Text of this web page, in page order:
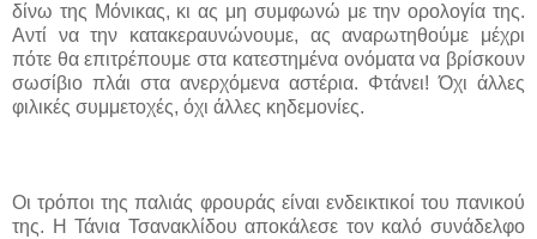
δίνω της Μόνικας, κι ας μη συμφωνώ με την ορολογία της.
Αντί να την κατακεραυνώνουμε, ας αναρωτηθούμε μέχρι
πότε θα επιτρέπουμε στα κατεστημένα ονόματα να βρίσκουν
σωσίβιο πλάι στα ανερχόμενα αστέρια. Φτάνει! Όχι άλλες
φιλικές συμμετοχές, όχι άλλες κηδεμονίες.
Οι τρόποι της παλιάς φρουράς είναι ενδεικτικοί του πανικού
της. Η Τάνια Τσανακλίδου αποκάλεσε τον καλό συνάδελφο